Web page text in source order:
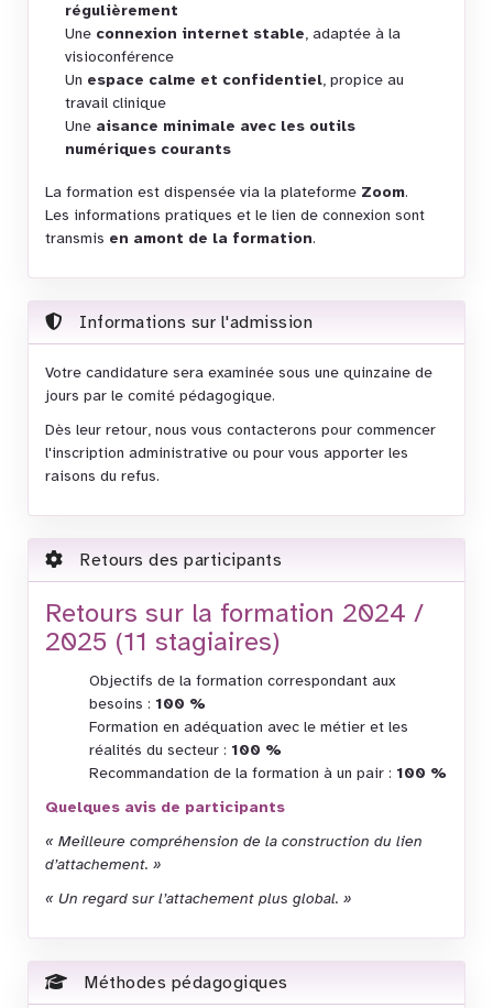
régulièrement
Une connexion internet stable, adaptée à la
visioconférence
Un espace calme et confidentiel, propice au
travail clinique
Une aisance minimale avec les outils
numériques courants
La formation est dispensée via la plateforme Zoom.
Les informations pratiques et le lien de connexion sont
transmis en amont de la formation.
Informations sur l'admission
Votre candidature sera examinée sous une quinzaine de
jours par le comité pédagogique.
Dès leur retour, nous vous contacterons pour commencer
l'inscription administrative ou pour vous apporter les
raisons du refus.
Retours des participants
Retours sur la formation 2024 /
2025 (11 stagiaires)
Objectifs de la formation correspondant aux
besoins : 100 %
Formation en adéquation avec le métier et les
réalités du secteur : 100 %
Recommandation de la formation à un pair : 100 %
Quelques avis de participants
« Meilleure compréhension de la construction du lien
d’attachement. »
« Un regard sur l’attachement plus global. »
Méthodes pédagogiques